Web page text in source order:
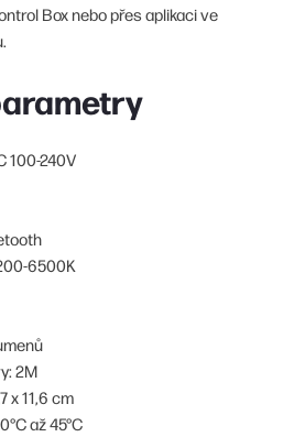
Box nebo přes aplikaci ve
100-240V
6500K
2M
x 11,6 cm
až 45°C